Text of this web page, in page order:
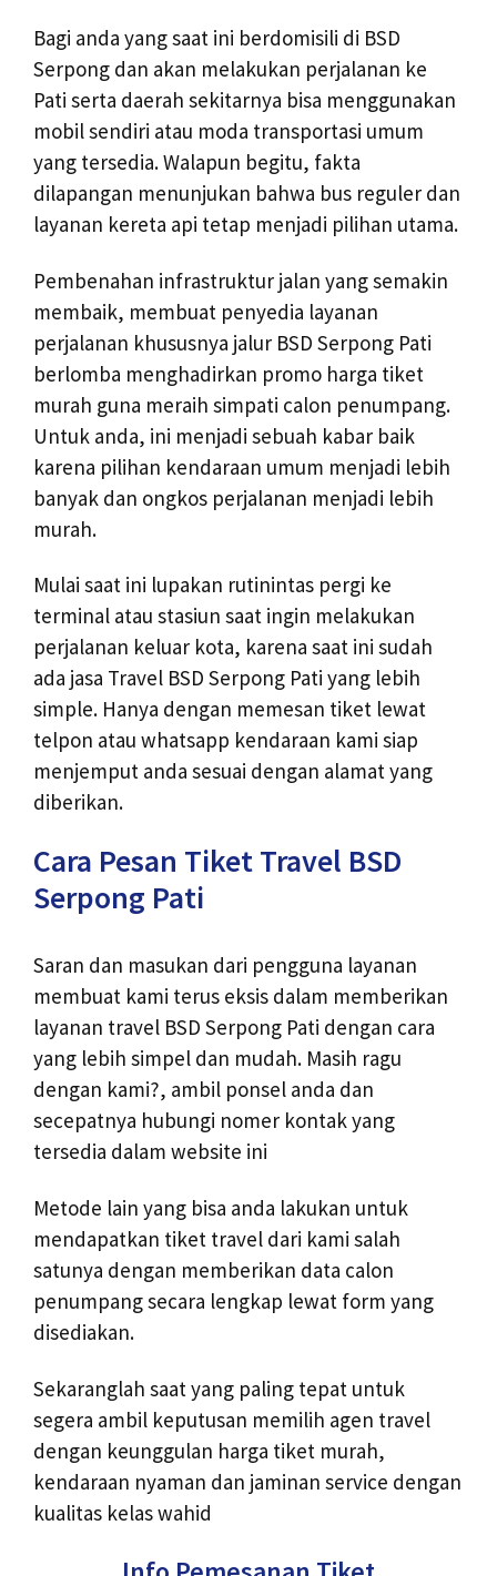
Bagi anda yang saat ini berdomisili di BSD
Serpong dan akan melakukan perjalanan ke
Pati serta daerah sekitarnya bisa menggunakan
mobil sendiri atau moda transportasi umum
yang tersedia. Walapun begitu, fakta
dilapangan menunjukan bahwa bus reguler dan
layanan kereta api tetap menjadi pilihan utama.
Pembenahan infrastruktur jalan yang semakin
membaik, membuat penyedia layanan
perjalanan khususnya jalur BSD Serpong Pati
berlomba menghadirkan promo harga tiket
murah guna meraih simpati calon penumpang.
Untuk anda, ini menjadi sebuah kabar baik
karena pilihan kendaraan umum menjadi lebih
banyak dan ongkos perjalanan menjadi lebih
murah.
Mulai saat ini lupakan rutinintas pergi ke
terminal atau stasiun saat ingin melakukan
perjalanan keluar kota, karena saat ini sudah
ada jasa Travel BSD Serpong Pati yang lebih
simple. Hanya dengan memesan tiket lewat
telpon atau whatsapp kendaraan kami siap
menjemput anda sesuai dengan alamat yang
diberikan.
Cara Pesan Tiket Travel BSD
Serpong Pati
Saran dan masukan dari pengguna layanan
membuat kami terus eksis dalam memberikan
layanan travel BSD Serpong Pati dengan cara
yang lebih simpel dan mudah. Masih ragu
dengan kami?, ambil ponsel anda dan
secepatnya hubungi nomer kontak yang
tersedia dalam website ini
Metode lain yang bisa anda lakukan untuk
mendapatkan tiket travel dari kami salah
satunya dengan memberikan data calon
penumpang secara lengkap lewat form yang
disediakan.
Sekaranglah saat yang paling tepat untuk
segera ambil keputusan memilih agen travel
dengan keunggulan harga tiket murah,
kendaraan nyaman dan jaminan service dengan
kualitas kelas wahid